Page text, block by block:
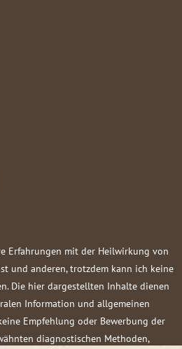
Erfahrungen mit der Heilwirkung von
und anderen, trotzdem kann ich keine
Die hier dargestellten Inhalte dienen
Information und allgemeinen
Empfehlung oder Bewerbung der
diagnostischen Methoden,